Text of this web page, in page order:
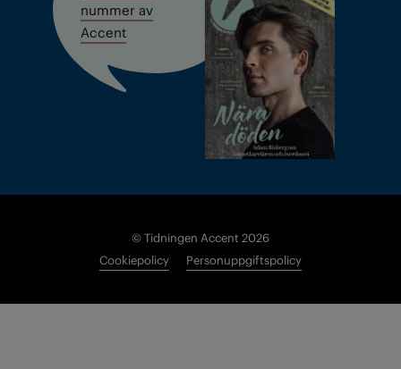
nummer av
Accent
© Tidningen Accent 2026
Cookiepolicy
Personuppgiftspolicy